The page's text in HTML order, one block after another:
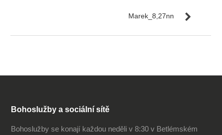
Marek_8,27nn
Bohoslužby a sociální sítě
Bohoslužby se konají každou neděli v 8:30 v Betlémském